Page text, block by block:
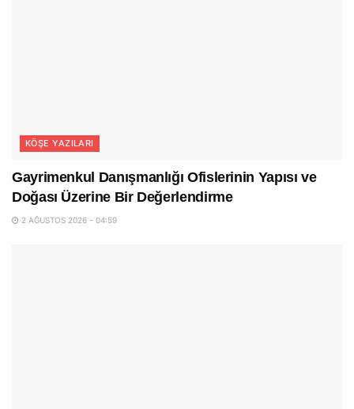
KÖŞE YAZILARI
Gayrimenkul Danışmanlığı Ofislerinin Yapısı ve
Doğası Üzerine Bir Değerlendirme
2 AĞUSTOS 2026 - 04:59